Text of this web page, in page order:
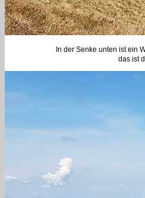
In der Senke unten ist ein
das ist